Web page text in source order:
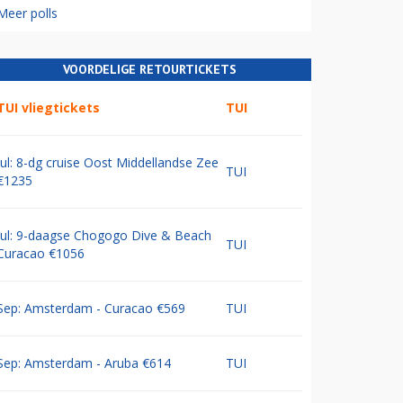
polls
VOORDELIGE RETOURTICKETS
vliegtickets TUI
8-dg cruise Oost Middellandse Zee
TUI
9-daagse Chogogo Dive & Beach
€1056
TUI
Amsterdam - Curacao €569 TUI
Amsterdam - Aruba €614 TUI